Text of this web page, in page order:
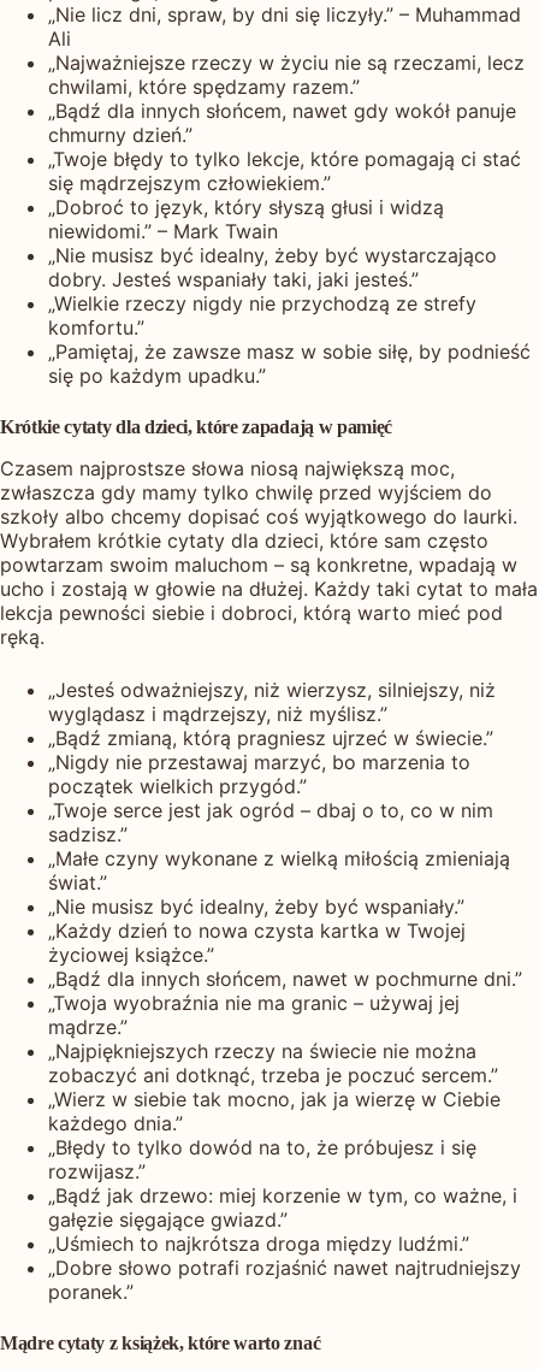
„Nie licz dni, spraw, by dni się liczyły.” – Muhammad
Ali
„Najważniejsze rzeczy w życiu nie są rzeczami, lecz
chwilami, które spędzamy razem.”
„Bądź dla innych słońcem, nawet gdy wokół panuje
chmurny dzień.”
„Twoje błędy to tylko lekcje, które pomagają ci stać
się mądrzejszym człowiekiem.”
„Dobroć to język, który słyszą głusi i widzą
niewidomi.” – Mark Twain
„Nie musisz być idealny, żeby być wystarczająco
dobry. Jesteś wspaniały taki, jaki jesteś.”
„Wielkie rzeczy nigdy nie przychodzą ze strefy
komfortu.”
„Pamiętaj, że zawsze masz w sobie siłę, by podnieść
się po każdym upadku.”
Krótkie cytaty dla dzieci, które zapadają w pamięć
Czasem najprostsze słowa niosą największą moc,
zwłaszcza gdy mamy tylko chwilę przed wyjściem do
szkoły albo chcemy dopisać coś wyjątkowego do laurki.
Wybrałem krótkie cytaty dla dzieci, które sam często
powtarzam swoim maluchom – są konkretne, wpadają w
ucho i zostają w głowie na dłużej. Każdy taki cytat to mała
lekcja pewności siebie i dobroci, którą warto mieć pod
ręką.
„Jesteś odważniejszy, niż wierzysz, silniejszy, niż
wyglądasz i mądrzejszy, niż myślisz.”
„Bądź zmianą, którą pragniesz ujrzeć w świecie.”
„Nigdy nie przestawaj marzyć, bo marzenia to
początek wielkich przygód.”
„Twoje serce jest jak ogród – dbaj o to, co w nim
sadzisz.”
„Małe czyny wykonane z wielką miłością zmieniają
świat.”
„Nie musisz być idealny, żeby być wspaniały.”
„Każdy dzień to nowa czysta kartka w Twojej
życiowej książce.”
„Bądź dla innych słońcem, nawet w pochmurne dni.”
„Twoja wyobraźnia nie ma granic – używaj jej
mądrze.”
„Najpiękniejszych rzeczy na świecie nie można
zobaczyć ani dotknąć, trzeba je poczuć sercem.”
„Wierz w siebie tak mocno, jak ja wierzę w Ciebie
każdego dnia.”
„Błędy to tylko dowód na to, że próbujesz i się
rozwijasz.”
„Bądź jak drzewo: miej korzenie w tym, co ważne, i
gałęzie sięgające gwiazd.”
„Uśmiech to najkrótsza droga między ludźmi.”
„Dobre słowo potrafi rozjaśnić nawet najtrudniejszy
poranek.”
Mądre cytaty z książek, które warto znać